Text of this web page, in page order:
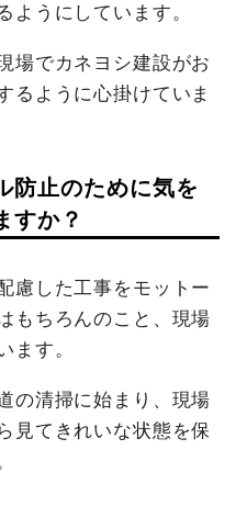
ようにしています。
場でカネヨシ建設がお
るように心掛けていま
防止のために気を
すか？
慮した工事をモットー
もちろんのこと、現場
ます。
の清掃に始まり、現場
見てきれいな状態を保